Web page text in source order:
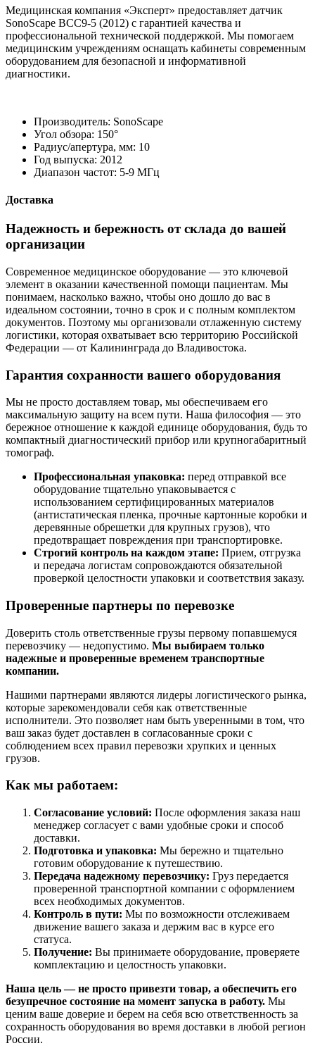
Медицинская компания «Эксперт» предоставляет датчик
SonoScape BCC9-5 (2012) с гарантией качества и
профессиональной технической поддержкой. Мы помогаем
медицинским учреждениям оснащать кабинеты современным
оборудованием для безопасной и информативной
диагностики.
Производитель: SonoScape
Угол обзора: 150°
Радиуc/апертура, мм: 10
Год выпуска: 2012
Диапазон частот: 5-9 МГц
Доставка
Надежность и бережность от склада до вашей
организации
Современное медицинское оборудование — это ключевой
элемент в оказании качественной помощи пациентам. Мы
понимаем, насколько важно, чтобы оно дошло до вас в
идеальном состоянии, точно в срок и с полным комплектом
документов. Поэтому мы организовали отлаженную систему
логистики, которая охватывает всю территорию Российской
Федерации — от Калининграда до Владивостока.
Гарантия сохранности вашего оборудования
Мы не просто доставляем товар, мы обеспечиваем его
максимальную защиту на всем пути. Наша философия — это
бережное отношение к каждой единице оборудования, будь то
компактный диагностический прибор или крупногабаритный
томограф.
Профессиональная упаковка: перед отправкой все
оборудование тщательно упаковывается с
использованием сертифицированных материалов
(антистатическая пленка, прочные картонные коробки и
деревянные обрешетки для крупных грузов), что
предотвращает повреждения при транспортировке.
Строгий контроль на каждом этапе: Прием, отгрузка
и передача логистам сопровождаются обязательной
проверкой целостности упаковки и соответствия заказу.
Проверенные партнеры по перевозке
Доверить столь ответственные грузы первому попавшемуся
перевозчику — недопустимо. Мы выбираем только
надежные и проверенные временем транспортные
компании.
Нашими партнерами являются лидеры логистического рынка,
которые зарекомендовали себя как ответственные
исполнители. Это позволяет нам быть уверенными в том, что
ваш заказ будет доставлен в согласованные сроки с
соблюдением всех правил перевозки хрупких и ценных
грузов.
Как мы работаем:
Согласование условий: После оформления заказа наш
менеджер согласует с вами удобные сроки и способ
доставки.
Подготовка и упаковка: Мы бережно и тщательно
готовим оборудование к путешествию.
Передача надежному перевозчику: Груз передается
проверенной транспортной компании с оформлением
всех необходимых документов.
Контроль в пути: Мы по возможности отслеживаем
движение вашего заказа и держим вас в курсе его
статуса.
Получение: Вы принимаете оборудование, проверяете
комплектацию и целостность упаковки.
Наша цель — не просто привезти товар, а обеспечить его
безупречное состояние на момент запуска в работу. Мы
ценим ваше доверие и берем на себя всю ответственность за
сохранность оборудования во время доставки в любой регион
России.